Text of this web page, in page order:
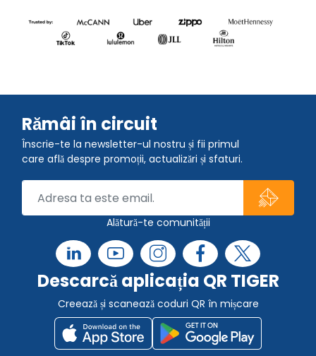
Rămâi în circuit
Înscrie-te la newsletter-ul nostru și fii primul
care află despre promoții, actualizări și sfaturi.
Alătură-te comunității
Descarcă aplicația QR TIGER
Creează și scanează coduri QR în mișcare